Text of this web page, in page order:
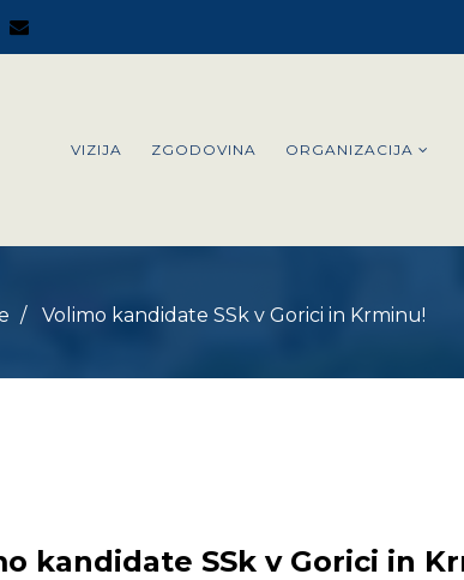
VIZIJA ZGODOVINA ORGANIZACIJA
Volimo kandidate SSk v Gorici in Krminu!
kandidate SSk v Gorici in